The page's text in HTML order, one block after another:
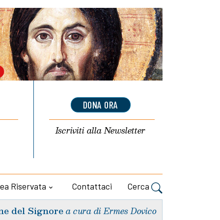
DONA ORA
Iscriviti allaNewsletter
Riservata Contattaci Cerca
del Signorea cura di Ermes Dovico